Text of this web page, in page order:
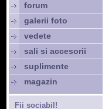
forum
galerii foto
vedete
sali si accesorii
suplimente
magazin
Fii sociabil!